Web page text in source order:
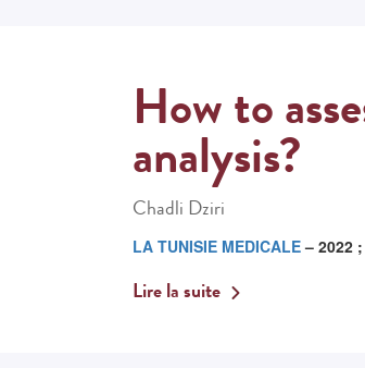
How to
analysis?
Chadli Dziri
LA TUNISIE MEDICALE– 2022
Lire la suite